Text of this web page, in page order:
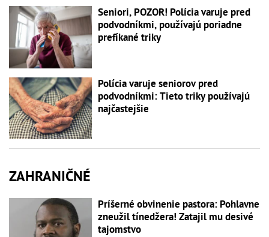
Seniori, POZOR! Polícia varuje pred
podvodníkmi, používajú poriadne
prefíkané triky
Polícia varuje seniorov pred
podvodníkmi: Tieto triky používajú
najčastejšie
ZAHRANIČNÉ
Príšerné obvinenie pastora: Pohlavne
zneužil tínedžera! Zatajil mu desivé
tajomstvo